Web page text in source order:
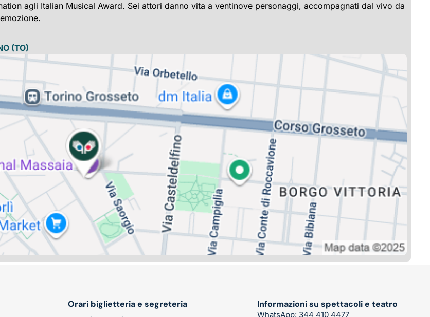
agli Italian Musical Award. Sei attori danno vita a ventinove personaggi, accompagnati dal vivo da
(TO)
Orari biglietteria e segreteria Informazioni su spettacoli e teatro
WhatsApp: 344 410 4477